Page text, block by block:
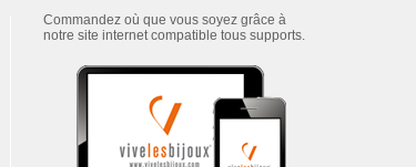
Commandez où que vous soyez grâce à
notre site internet compatible tous supports.